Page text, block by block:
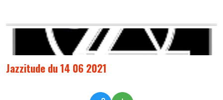
Jazzitude du 14 06 2021